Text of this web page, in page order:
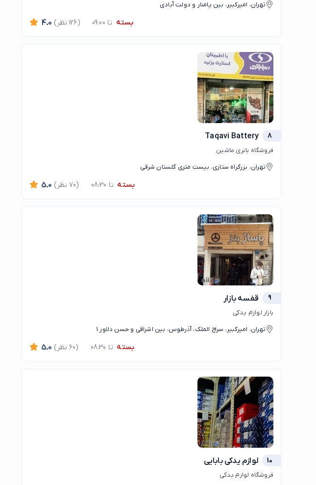
تهران، امیرکبیر، بین پامنار و دولت آبادی
بسته تا 09:00 4.0 (126 نظر)
8
Taqavi Battery
فروشگاه باتری ماشین
تهران، بزرگراه ستاری، بیست متری گلستان شرقی
بسته تا 08:30 5.0 (70 نظر)
9 قفسه بازار
بازار لوازم یدکی
تهران، امیرکبیر، سراج الملک، آذرطوس، بین اشراقی و حسن دلاور 1
بسته تا 08:30 5.0 (60 نظر)
10 لوازم یدکی بابایی
فروشگاه لوازم یدکی